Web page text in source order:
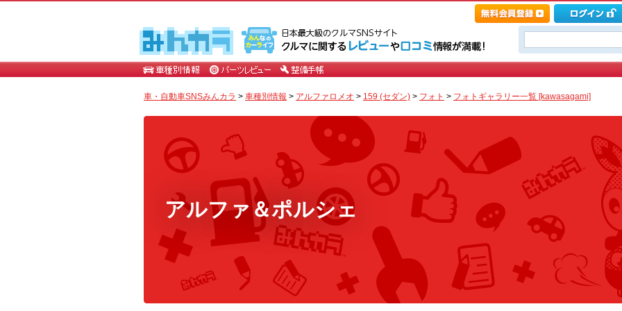
車・自動車SNSみんカラ > 車種別情報 > アルファロメオ > 159 (セダン) > フォト > フォトギャラリー一覧 [kawasagami]
アルファ＆ポルシェ